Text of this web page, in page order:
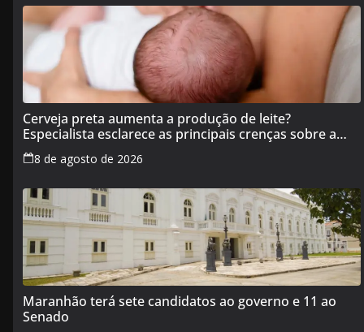
Cerveja preta aumenta a produção de leite?
Especialista esclarece as principais crenças sobre a
alimentação durante a amamentação
8 de agosto de 2026
Maranhão terá sete candidatos ao governo e 11 ao
Senado